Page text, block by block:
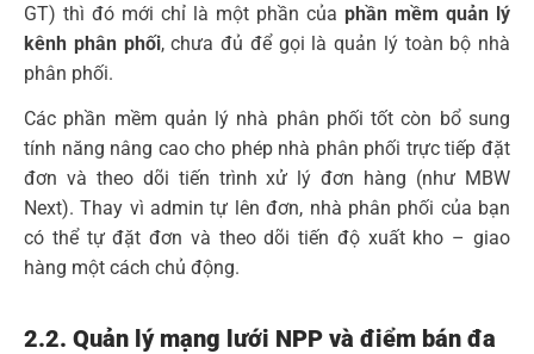
GT) thì đó mới chỉ là một phần của phần mềm quản lý
kênh phân phối, chưa đủ để gọi là quản lý toàn bộ nhà
phân phối.
Các phần mềm quản lý nhà phân phối tốt còn bổ sung
tính năng nâng cao cho phép nhà phân phối trực tiếp đặt
đơn và theo dõi tiến trình xử lý đơn hàng (như MBW
Next). Thay vì admin tự lên đơn, nhà phân phối của bạn
có thể tự đặt đơn và theo dõi tiến độ xuất kho – giao
hàng một cách chủ động.
2.2. Quản lý mạng lưới NPP và điểm bán đa